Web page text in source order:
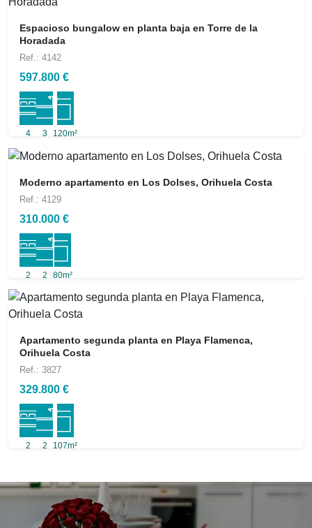
Espacioso bungalow en planta baja en Torre de la
Horadada
Ref.: 4142
597.800 €
4 3 120m²
Moderno apartamento en Los Dolses, Orihuela Costa
Ref.: 4129
310.000 €
2 2 80m²
Apartamento segunda planta en Playa Flamenca,
Orihuela Costa
Ref.: 3827
329.800 €
2 2 107m²